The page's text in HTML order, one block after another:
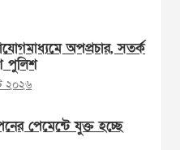
অপপ্রচার, সতর্ক
পুলিশ
২০২৬
পেমেন্টে যুক্ত হচ্ছে